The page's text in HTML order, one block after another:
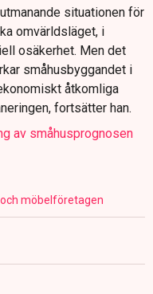
situationen för
omvärldsläget, i
osäkerhet. Men det
småhusbyggandet i
åtkomliga
fortsätter han.
av småhusprognosen
möbelföretagen